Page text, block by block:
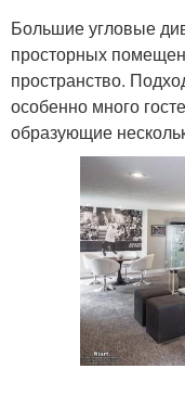
Большие угловые
просторных
пространство.
особенно много
образующие